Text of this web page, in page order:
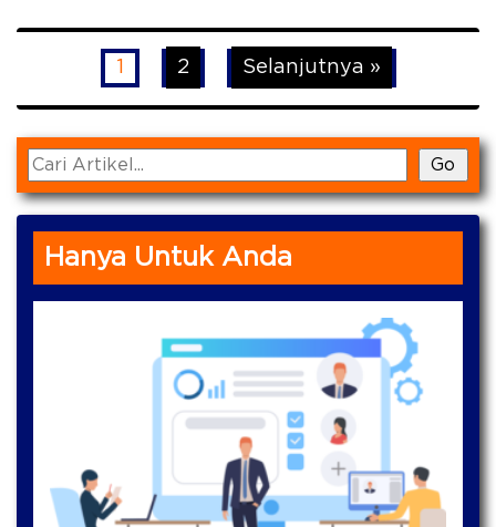
1 2 Selanjutnya »
Hanya Untuk Anda